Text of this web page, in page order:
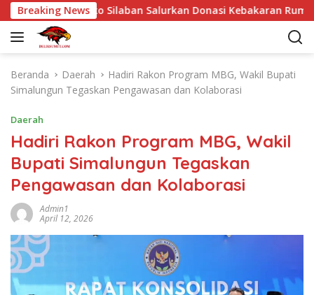
a
Breaking News
Dr Eriko Silaban Salurkan Donasi Kebakaran Rumah di
Beranda Daerah
Hadiri Rakon Program MBG, Wakil Bupati
Simalungun Tegaskan Pengawasan dan Kolaborasi
Daerah
Hadiri Rakon Program MBG, Wakil
Bupati Simalungun Tegaskan
Pengawasan dan Kolaborasi
Admin1
April 12, 2026